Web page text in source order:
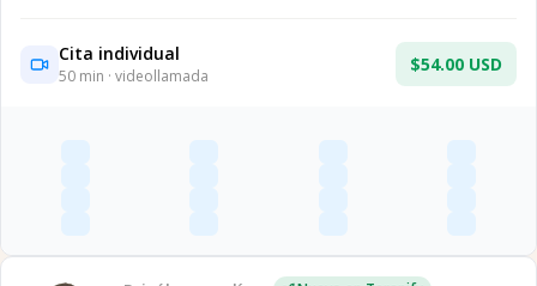
Cita individual
50 min · videollamada
$54.00 USD